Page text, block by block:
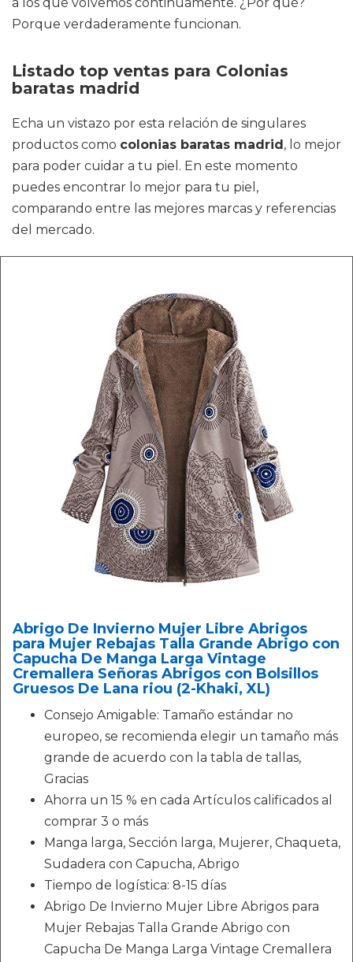
a los que volvemos continuamente. ¿Por qué?
Porque verdaderamente funcionan.
Listado top ventas para Colonias
baratas madrid
Echa un vistazo por esta relación de singulares
productos como colonias baratas madrid , lo mejor
para poder cuidar a tu piel. En este momento
puedes encontrar lo mejor para tu piel,
comparando entre las mejores marcas y referencias
del mercado.
Abrigo De Invierno Mujer Libre Abrigos
para Mujer Rebajas Talla Grande Abrigo con
Capucha De Manga Larga Vintage
Cremallera Señoras Abrigos con Bolsillos
Gruesos De Lana riou (2-Khaki, XL)
Consejo Amigable: Tamaño estándar no
europeo, se recomienda elegir un tamaño más
grande de acuerdo con la tabla de tallas,
Gracias
Ahorra un 15 % en cada Artículos calificados al
comprar 3 o más
Manga larga, Sección larga, Mujerer, Chaqueta,
Sudadera con Capucha, Abrigo
Tiempo de logística: 8-15 días
Abrigo De Invierno Mujer Libre Abrigos para
Mujer Rebajas Talla Grande Abrigo con
Capucha De Manga Larga Vintage Cremallera